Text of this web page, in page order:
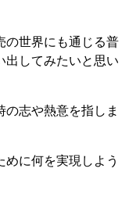
世界にも通じる普
出してみたいと思い
志や熱意を指しま
に何を実現しよう